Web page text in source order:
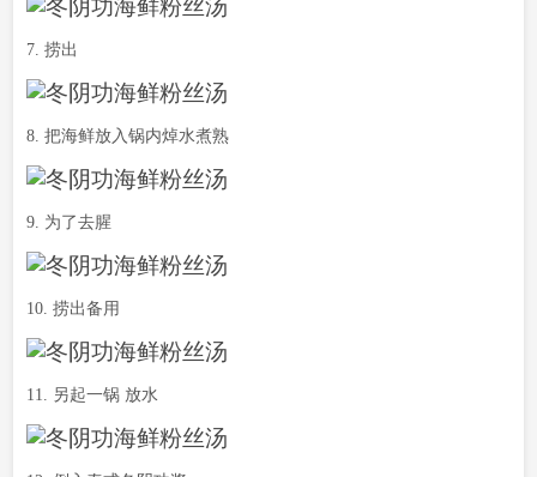
7. 捞出
8. 把海鲜放入锅内焯水煮熟
9. 为了去腥
10. 捞出备用
11. 另起一锅 放水